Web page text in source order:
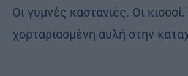
Οι γυμνές καστανιές. Οι
χορταριασμένη αυλή στην